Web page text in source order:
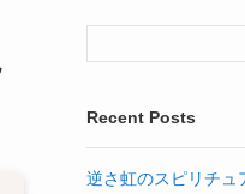
Recent Posts
逆さ虹のスピリチュ